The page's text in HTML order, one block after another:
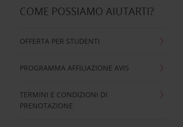
COME POSSIAMO AIUTARTI?
OFFERTA PER STUDENTI
PROGRAMMA AFFILIAZIONE AVIS
TERMINI E CONDIZIONI DI
PRENOTAZIONE